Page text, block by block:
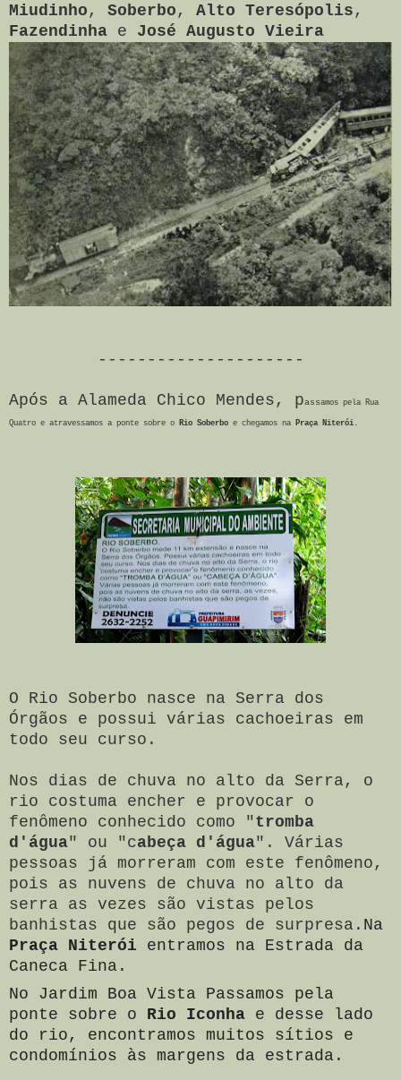
Miudinho , Soberbo , Alto Teresópolis ,
Fazendinha e José Augusto Vieira
---------------------
Após a Alameda Chico Mendes, passamos pela Rua
Quatro e atravessamos a ponte sobre o Rio Soberbo e chegamos na Praça Niterói .
O Rio Soberbo nasce na Serra dos
Órgãos e possui várias cachoeiras em
todo seu curso.
Nos dias de chuva no alto da Serra, o
rio costuma encher e provocar o
fenômeno conhecido como "tromba
d'água" ou "cabeça d'água". Várias
pessoas já morreram com este fenômeno,
pois as nuvens de chuva no alto da
serra as vezes são vistas pelos
banhistas que são pegos de surpresa. Na
Praça Niterói entramos na Estrada da
Caneca Fina.
No Jardim Boa Vista Passamos pela
ponte sobre o Rio Iconha e desse lado
do rio, encontramos muitos sítios e
condomínios às margens da estrada.